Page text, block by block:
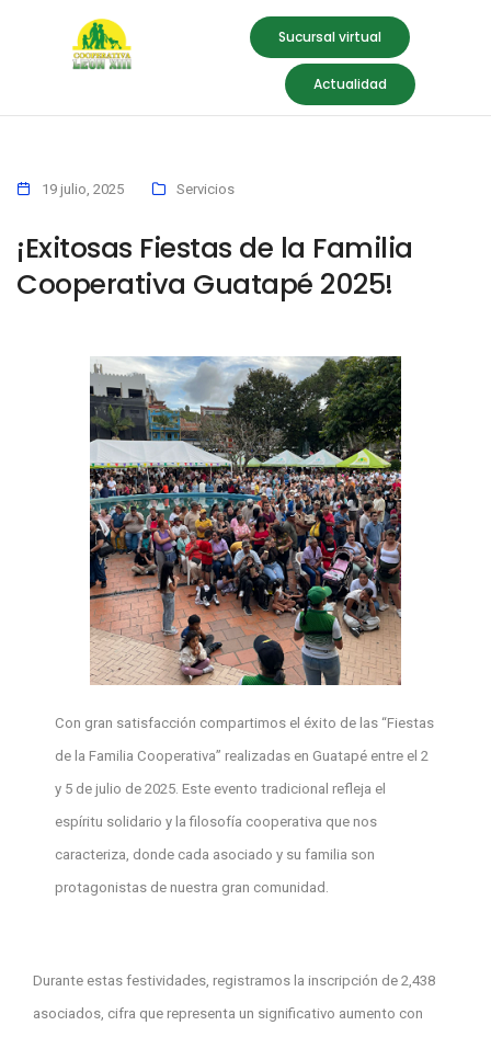
Sucursal virtual
Actualidad
19 julio, 2025 Servicios
¡Exitosas Fiestas de la Familia
Cooperativa Guatapé 2025!
Con gran satisfacción compartimos el éxito de las “Fiestas
de la Familia Cooperativa” realizadas en Guatapé entre el 2
y 5 de julio de 2025. Este evento tradicional refleja el
espíritu solidario y la filosofía cooperativa que nos
caracteriza, donde cada asociado y su familia son
protagonistas de nuestra gran comunidad.
Durante estas festividades, registramos la inscripción de 2,438
asociados, cifra que representa un significativo aumento con